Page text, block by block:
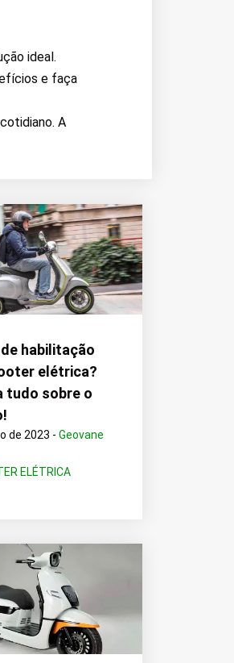
ideal.
e faça
A
habilitação
elétrica?
tudo sobre o
de 2023 -Geovane
ELÉTRICA